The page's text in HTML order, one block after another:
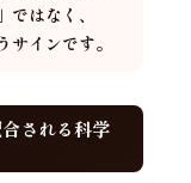
ではなく、
サインです。
される科学